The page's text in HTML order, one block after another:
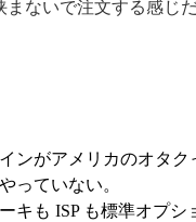
まないで注文する感じ
ンがアメリカのオタク
っていない。
キも ISP も標準オプシ